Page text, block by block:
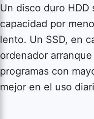
Un disco duro HDD
capacidad por
lento. Un SSD, en
ordenador
programas con
mejor en el uso